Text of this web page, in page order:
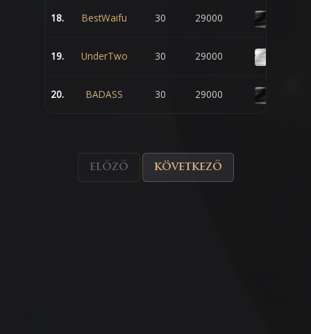
18. BestWaifu 30 29000
19. UnderTwo 30 29000
20. BADASS 30 29000
előző következő